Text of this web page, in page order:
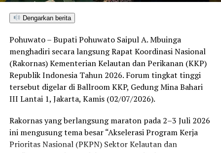
tanpa izin di wilayah Pohuwato. Siapa pun yang terbukti
sesuai ketentuan yang berlaku. Komitmen kami jelas,
penegakan hukum terhadap PETI dilakukan secara
berkelanjutan,” tegas IPTU Renly.
Saat ini seluruh barang bukti beserta kedua terduga
pelaku telah digelandang ke Mapolres Pohuwato guna
masih melengkapi administrasi penyidikan (mindik) dan
menginterogasi sejumlah saksi untuk membongkar
jaringan penambangan ilegal tersebut secara
Dengarkan berita
Pohuwato – Bupati Pohuwato Saipul A. Mbuinga
menghadiri secara langsung Rapat Koordinasi Nasional
(Rakornas) Kementerian Kelautan dan Perikanan (KKP)
Republik Indonesia Tahun 2026. Forum tingkat tinggi
tersebut digelar di Ballroom KKP, Gedung Mina Bahari
III Lantai 1, Jakarta, Kamis (02/07/2026).
Rakornas yang berlangsung maraton pada 2–3 Juli 2026
ini mengusung tema besar “Akselerasi Program Kerja
Prioritas Nasional (PKPN) Sektor Kelautan dan